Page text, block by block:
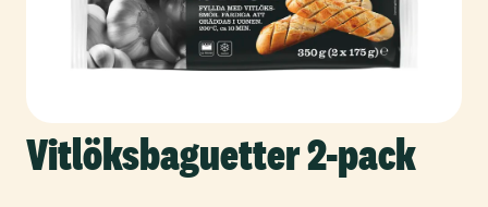
Vitlöksbaguetter 2-pack